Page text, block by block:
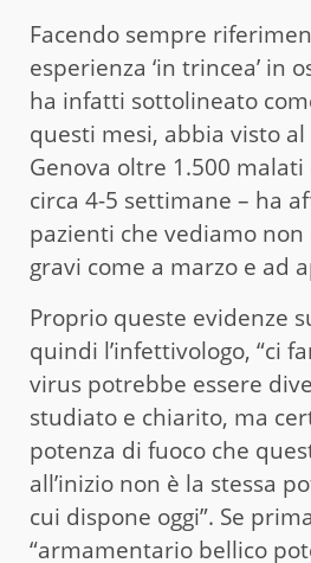
Facendo sempre
esperienza ‘in trincea’ in
ha infatti sottolineato
questi mesi, abbia visto
Genova oltre 1.500 malati
circa 4-5 settimane – ha
pazienti che vediamo non
gravi come a marzo e ad
Proprio queste evidenze
quindi l’infettivologo, “ci
virus potrebbe essere
studiato e chiarito, ma
potenza di fuoco che
all’inizio non è la stessa
cui dispone oggi”. Se
“armamentario bellico